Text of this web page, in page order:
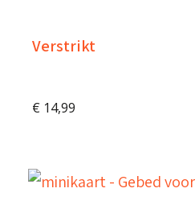
Verstrikt
€ 14,99